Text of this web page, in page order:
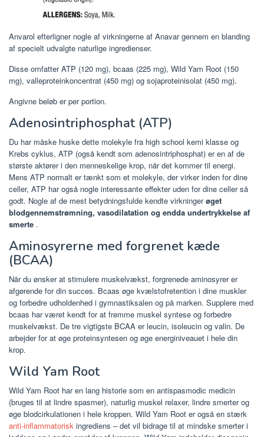
Anvarol efterligner nogle af virkningerne af Anavar gennem en blanding
af specielt udvalgte naturlige ingredienser.
Disse omfatter ATP (120 mg), bcaas (225 mg), Wild Yam Root (150
mg), valleproteinkoncentrat (450 mg) og sojaproteinisolat (450 mg).
Angivne beløb er per portion.
Adenosintriphosphat (ATP)
Du har måske huske dette molekyle fra high school kemi klasse og
Krebs cyklus, ATP (også kendt som adenosintriphosphat) er en af de
største aktører i den menneskelige krop, når det kommer til energi.
Mens ATP normalt er tænkt som et molekyle, der virker inden for dine
celler, ATP har også nogle interessante effekter uden for dine celler så
godt. Nogle af de mest betydningsfulde kendte virkningerøget
blodgennemstrømning, vasodilatation og endda undertrykkelse af
smerte .
Aminosyrerne med forgrenet kæde
(BCAA)
Når du ønsker at stimulere muskelvækst, forgrenede aminosyrer er
afgørende for din succes. Bcaas øge kvælstofretention i dine muskler
og forbedre udholdenhed i gymnastiksalen og på marken. Supplere med
bcaas har været kendt for at fremme muskel syntese og forbedre
muskelvækst. De tre vigtigste BCAA er leucin, isoleucin og valin. De
arbejder for at øge proteinsyntesen og øge energiniveauet i hele din
krop.
Wild Yam Root
Wild Yam Root har en lang historie som en antispasmodic medicin
(bruges til at lindre spasmer), naturlig muskel relaxer, lindre smerter og
øge blodcirkulationen i hele kroppen. Wild Yam Root er også en stærk
anti-inflammatorisk ingrediens – det vil bidrage til at mindske smerter i